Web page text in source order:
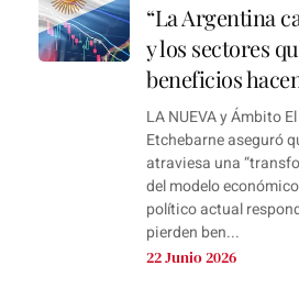
“La Argentina
y los sectores
beneficios
LA NUEVA y Ámbito
Etchebarne aseguró
atraviesa una
del modelo
político actual
pierden ben...
22 Junio 2026